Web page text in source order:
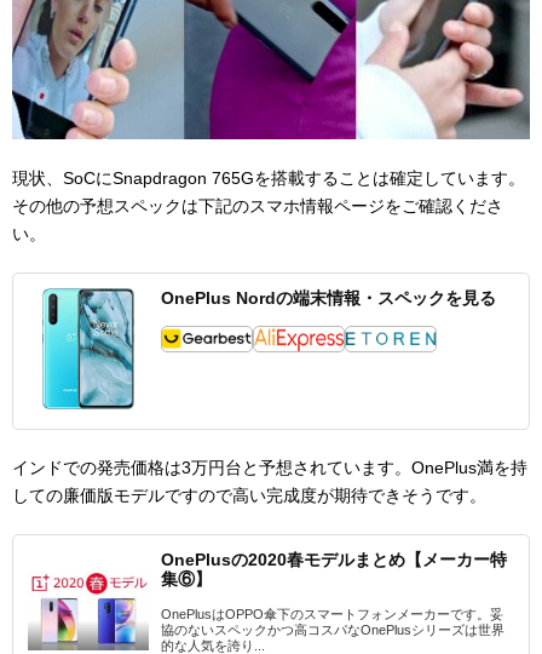
現状、SoCにSnapdragon 765Gを搭載することは確定しています。
その他の予想スペックは下記のスマホ情報ページをご確認くださ
い。
OnePlus Nordの端末情報・スペックを見る
インドでの発売価格は3万円台と予想されています。OnePlus満を持
しての廉価版モデルですので高い完成度が期待できそうです。
OnePlusの2020春モデルまとめ【メーカー特
集⑥】
OnePlusはOPPO傘下のスマートフォンメーカーです。妥
協のないスペックかつ高コスパなOnePlusシリーズは世界
的な人気を誇り...